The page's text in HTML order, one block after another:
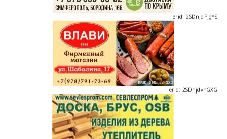
erid: 2SDnjdvhGXG